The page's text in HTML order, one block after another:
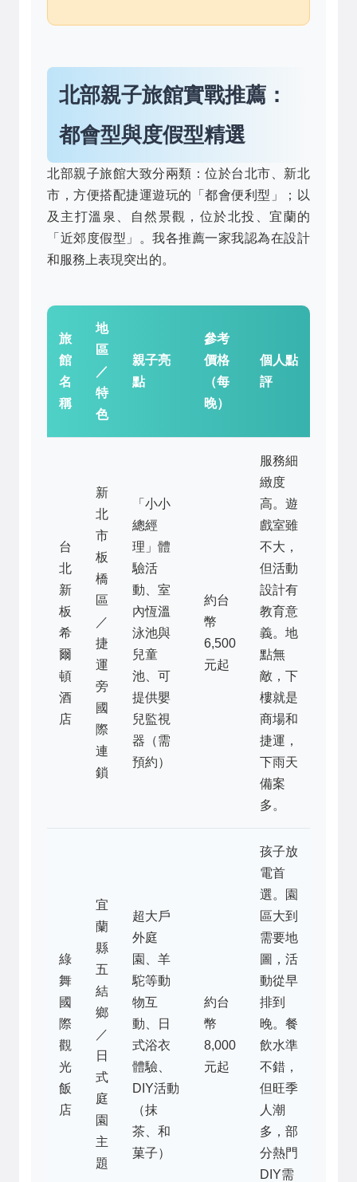
北部親子旅館實戰推薦：
都會型與度假型精選
北部親子旅館大致分兩類：位於台北市、新北
市，方便搭配捷運遊玩的「都會便利型」；以
及主打溫泉、自然景觀，位於北投、宜蘭的
「近郊度假型」。我各推薦一家我認為在設計
和服務上表現突出的。
旅
館
名
稱
地
區
／
特
色
親子亮
點
參考
價格
（每
晚）
個人點
評
台
北
新
板
希
爾
頓
酒
店
新
北
市
板
橋
區
／
捷
運
旁
國
際
連
鎖
「小小
總經
理」體
驗活
動、室
內恆溫
泳池與
兒童
池、可
提供嬰
兒監視
器（需
預約）
約台
幣
6,500
元起
服務細
緻度
高。遊
戲室雖
不大，
但活動
設計有
教育意
義。地
點無
敵，下
樓就是
商場和
捷運，
下雨天
備案
多。
綠
舞
國
際
觀
光
飯
店
宜
蘭
縣
五
結
鄉
／
日
式
庭
園
主
題
超大戶
外庭
園、羊
駝等動
物互
動、日
式浴衣
體驗、
DIY活動
（抹
茶、和
菓子）
約台
幣
8,000
元起
孩子放
電首
選。園
區大到
需要地
圖，活
動從早
排到
晚。餐
飲水準
不錯，
但旺季
人潮
多，部
分熱門
DIY需